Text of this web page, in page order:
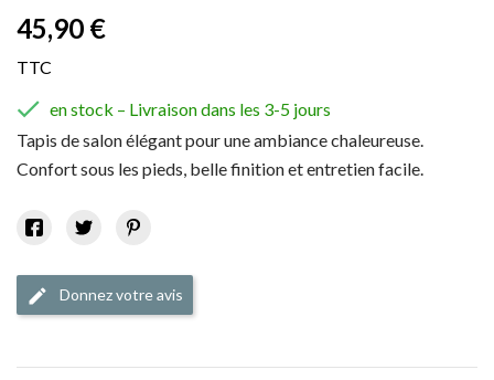
45,90 €
TTC
 en stock – Livraison dans les 3-5 jours
Tapis de salon élégant pour une ambiance chaleureuse.
Confort sous les pieds, belle finition et entretien facile.
edit Donnez votre avis